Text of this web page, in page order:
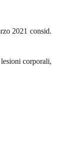
2021 consid.
corporali,